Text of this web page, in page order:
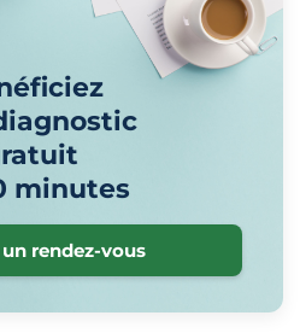
minutes
un rendez-vous